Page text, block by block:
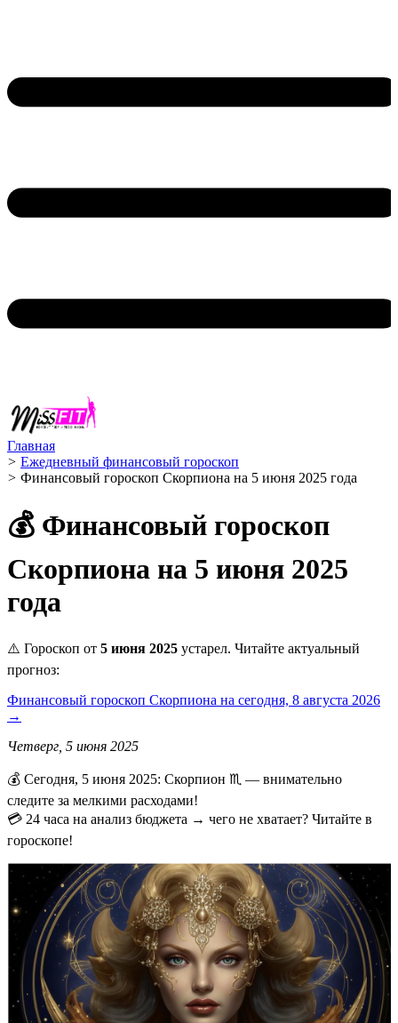
Главная
> Ежедневный финансовый гороскоп
> Финансовый гороскоп Скорпиона на 5 июня 2025 года
💰 Финансовый гороскоп
Скорпиона на 5 июня 2025
года
⚠️ Гороскоп от 5 июня 2025 устарел. Читайте актуальный
прогноз:
Финансовый гороскоп Скорпиона на сегодня, 8 августа 2026
→
Четверг, 5 июня 2025
💰 Сегодня, 5 июня 2025: Скорпион ♏ — внимательно
следите за мелкими расходами!
💳 24 часа на анализ бюджета → чего не хватает? Читайте в
гороскопе!